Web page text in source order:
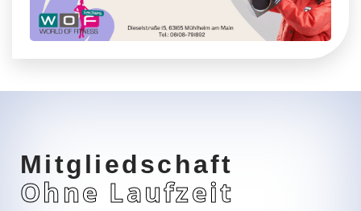
Mitgliedschaft
Ohne Laufzeit